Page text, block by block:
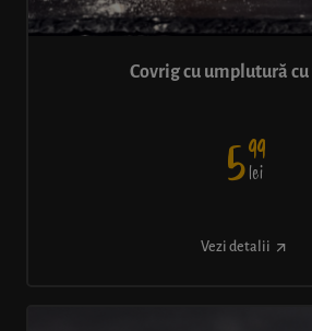
Covrig cu umplutură
599
lei
Vezi detalii